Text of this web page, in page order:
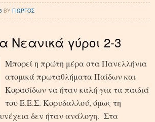
BYΓΙΩΡΓΟΣ
Νεανικά γύροι 2-3
Μπορεί η πρώτη μέρα στα Πανελλήνια
ατομικά πρωταθλήματα Παίδων και
Κορασίδων να ήταν καλή για τα παιδιά
του Ε.Ε.Σ. Κορυδαλλού, όμως τη
δεν ήταν ανάλογη. Στα